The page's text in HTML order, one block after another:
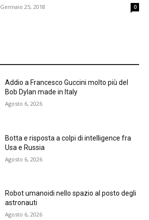
Gennaio 25, 2018 0
Addio a Francesco Guccini molto più del
Bob Dylan made in Italy
Agosto 6, 2026
Botta e risposta a colpi di intelligence fra
Usa e Russia
Agosto 6, 2026
Robot umanoidi nello spazio al posto degli
astronauti
Agosto 6, 2026